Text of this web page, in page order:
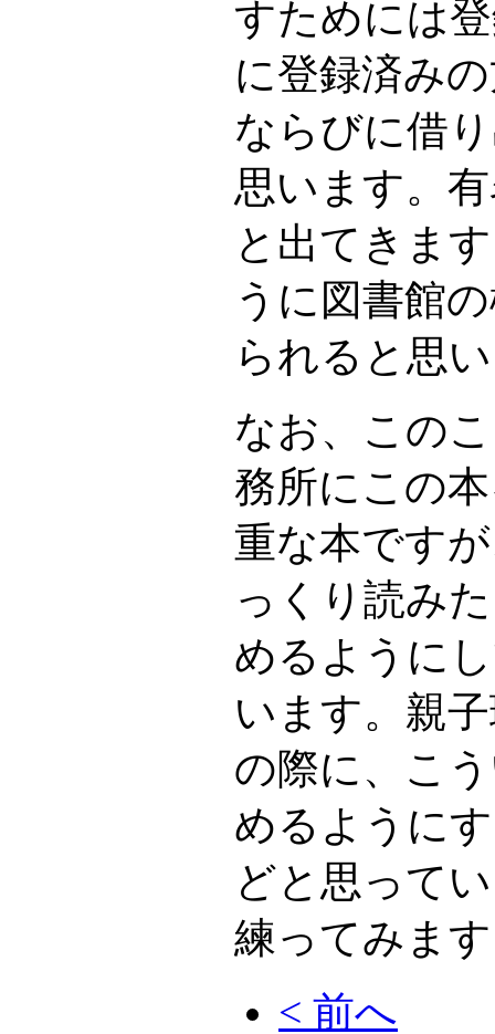
すためには
に登録済み
ならびに借
思います。
と出てきま
うに図書館
られると思
なお、この
務所にこの
重な本です
っくり読み
めるように
います。親
の際に、こ
めるように
どと思って
練ってみま
< 前へ